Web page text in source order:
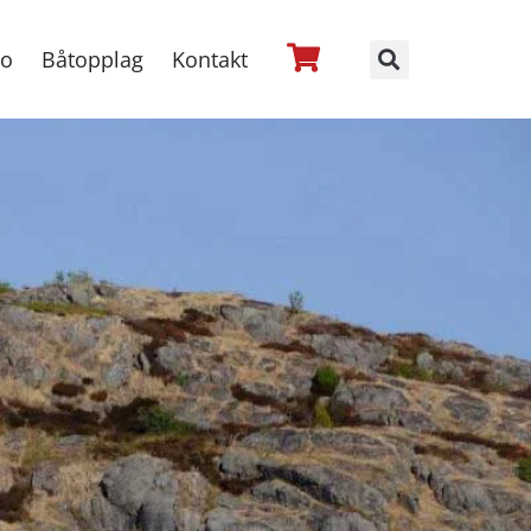
Båtopplag Kontakt